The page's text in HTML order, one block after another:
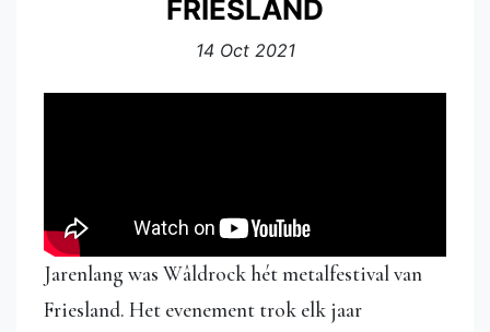
FRIESLAND
14 Oct 2021
Jarenlang was Wâldrock hét metalfestival van
Friesland. Het evenement trok elk jaar